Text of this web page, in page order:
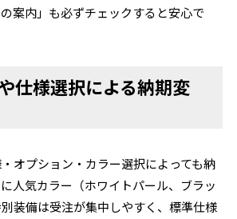
案内」も必ずチェックすると安心で
仕様選択による納期変
オプション・カラー選択によっても納
人気カラー（ホワイトパール、ブラッ
装備は受注が集中しやすく、標準仕様